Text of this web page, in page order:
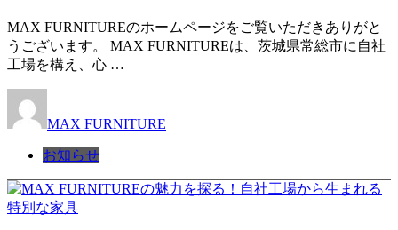
MAX FURNITUREのホームページをご覧いただきありがと
うございます。 MAX FURNITUREは、茨城県常総市に自社
工場を構え、心 …
MAX FURNITURE
お知らせ